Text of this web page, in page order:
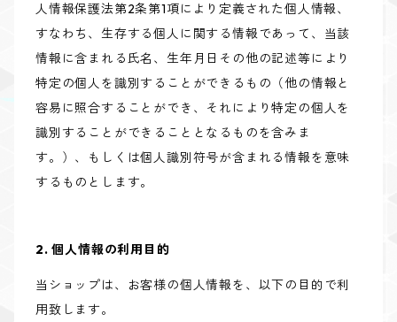
人情報保護法第2条第1項により定義された個人情報、
すなわち、生存する個人に関する情報であって、当該
情報に含まれる氏名、生年月日その他の記述等により
特定の個人を識別することができるもの（他の情報と
容易に照合することができ、それにより特定の個人を
識別することができることとなるものを含みま
す。）、もしくは個人識別符号が含まれる情報を意味
するものとします。
2. 個人情報の利用目的
当ショップは、お客様の個人情報を、以下の目的で利
用致します。